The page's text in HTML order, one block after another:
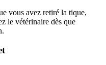
vous avez retiré la tique,
le vétérinaire dès que